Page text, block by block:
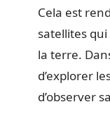
Cela est
satellites
la terre.
d’explorer
d’observer